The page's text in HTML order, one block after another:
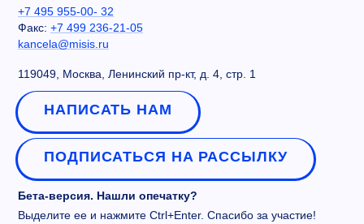
+7 495 955-00- 32
Факс: +7 499 236-21-05
kancela@misis.ru
119049, Москва, Ленинский пр-кт, д. 4, стр. 1
НАПИСАТЬ НАМ
ПОДПИСАТЬСЯ НА РАССЫЛКУ
Бета-версия. Нашли опечатку?
Выделите ее и нажмите Ctrl+Enter. Спасибо за участие!